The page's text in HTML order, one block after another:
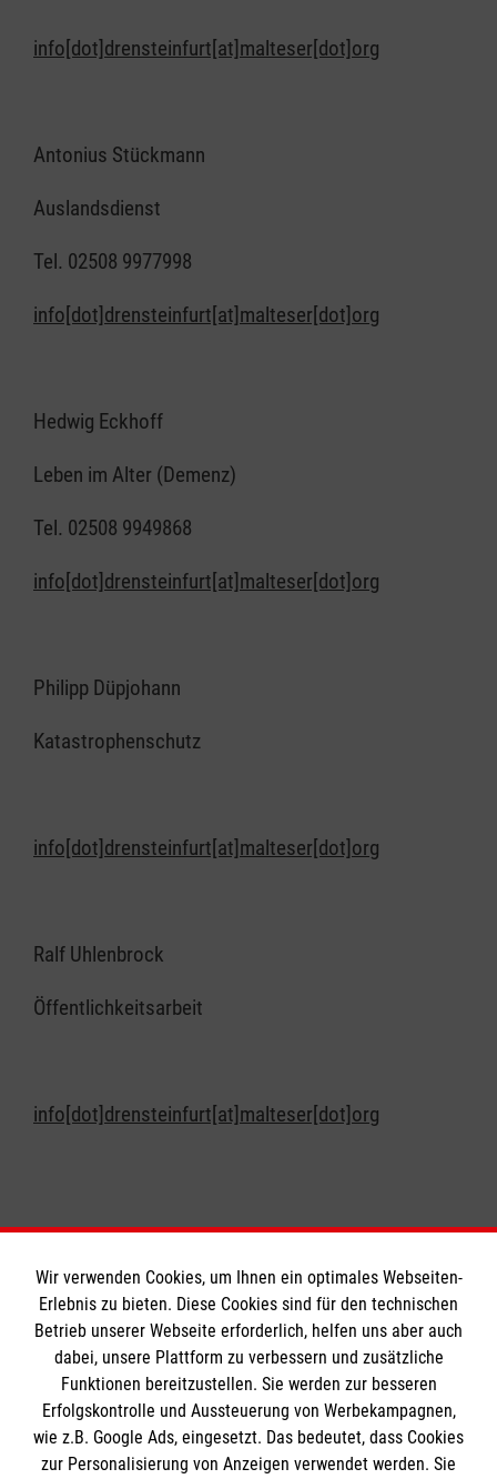
info[dot]drensteinfurt[at]malteser[dot]org
Antonius Stückmann
Auslandsdienst
Tel. 02508 9977998
info[dot]drensteinfurt[at]malteser[dot]org
Hedwig Eckhoff
Leben im Alter (Demenz)
Tel. 02508 9949868
info[dot]drensteinfurt[at]malteser[dot]org
Philipp Düpjohann
Katastrophenschutz
info[dot]drensteinfurt[at]malteser[dot]org
Ralf Uhlenbrock
Öffentlichkeitsarbeit
info[dot]drensteinfurt[at]malteser[dot]org
Informationen
Impressum
Datenschutz
Die Malteser
Wir verwenden Cookies, um Ihnen ein optimales Webseiten-
Erlebnis zu bieten. Diese Cookies sind für den technischen
Betrieb unserer Webseite erforderlich, helfen uns aber auch
dabei, unsere Plattform zu verbessern und zusätzliche
Funktionen bereitzustellen. Sie werden zur besseren
Erfolgskontrolle und Aussteuerung von Werbekampagnen,
wie z.B. Google Ads, eingesetzt. Das bedeutet, dass Cookies
zur Personalisierung von Anzeigen verwendet werden. Sie